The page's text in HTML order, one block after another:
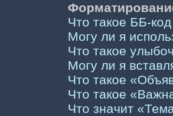
Что такое ББ-
Могу ли я
Что такое
Могу ли я
Что такое
Что такое
Что значит